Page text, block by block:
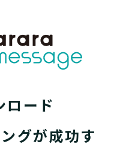
ロード
グが成功す